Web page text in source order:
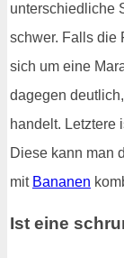
unterschiedliche
schwer. Falls die
sich um eine
dagegen
handelt. Letztere
Diese kann man
mit Bananen
Ist eine